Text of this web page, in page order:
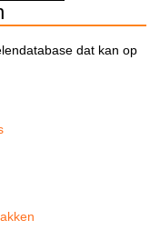
dat kan op